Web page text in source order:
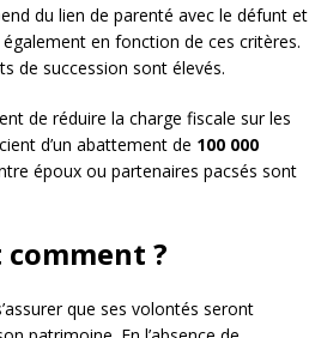
du lien de parenté avec le défunt et
en fonction de ces critères.
de succession sont élevés.
de réduire la charge fiscale sur les
d’un abattement de 100 000
époux ou partenaires pacsés sont
?
que ses volontés seront